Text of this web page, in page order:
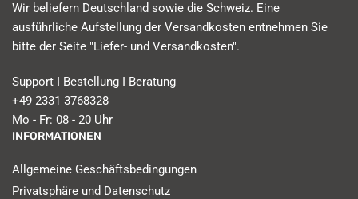
Wir beliefern Deutschland sowie die Schweiz. Eine
ausführliche Aufstellung der Versandkosten entnehmen Sie
bitte der Seite "Liefer- und Versandkosten".
Support I Bestellung I Beratung
+49 2331 3768328
Mo - Fr: 08 - 20 Uhr
INFORMATIONEN
Allgemeine Geschäftsbedingungen
Privatsphäre und Datenschutz